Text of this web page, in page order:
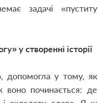
задачі «пуститу
у створенні історії
допомогла у тому, як
воно починається: де